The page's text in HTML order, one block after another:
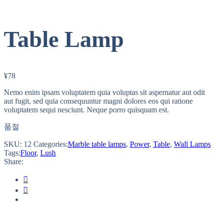
Table Lamp
¥78
Nemo enim ipsam voluptatem quia voluptas sit aspernatur aut odit
aut fugit, sed quia consequuntur magni dolores eos qui ratione
voluptatem sequi nesciunt. Neque porro quisquam est.
품절
SKU: 12 Categories:Marble table lamps, Power, Table, Wall Lamps
Tags:Floor, Lush
Share: